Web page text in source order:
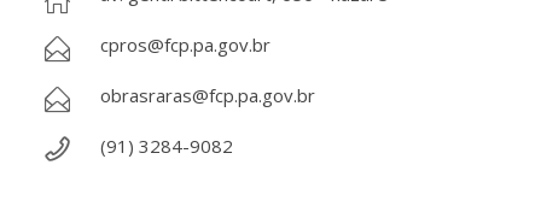
cpros@fcp.pa.gov.br
obrasraras@fcp.pa.gov.br
(91) 3284-9082